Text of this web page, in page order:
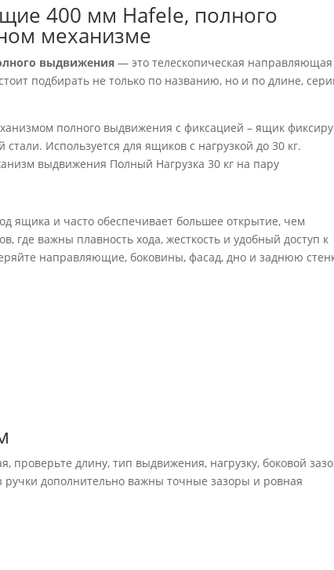
400 мм Hafele, полного
механизме
выдвижения — это телескопическая
подбирать не только по названию, но и по длине,
полного выдвижения с фиксацией – ящик
Используется для ящиков с нагрузкой до 30 кг.
выдвижения Полный Нагрузка 30 кг на пару
ящика и часто обеспечивает большее открытие, чем
где важны плавность хода, жесткость и удобный доступ к
направляющие, боковины, фасад, дно и заднюю
проверьте длину, тип выдвижения, нагрузку, боковой
ручки дополнительно важны точные зазоры и ровная